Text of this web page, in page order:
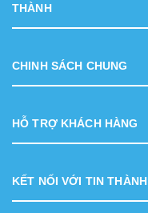
THÀNH
CHINH SÁCH CHUNG
HỖ TRỢ KHÁCH HÀNG
KẾT NỐI VỚI TIN THÀNH